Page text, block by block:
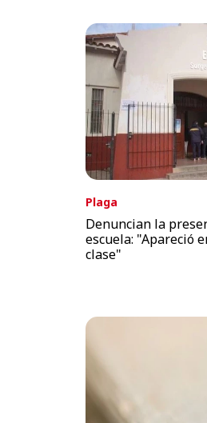
Plaga
Denuncian la
escuela: "Apareció
clase"